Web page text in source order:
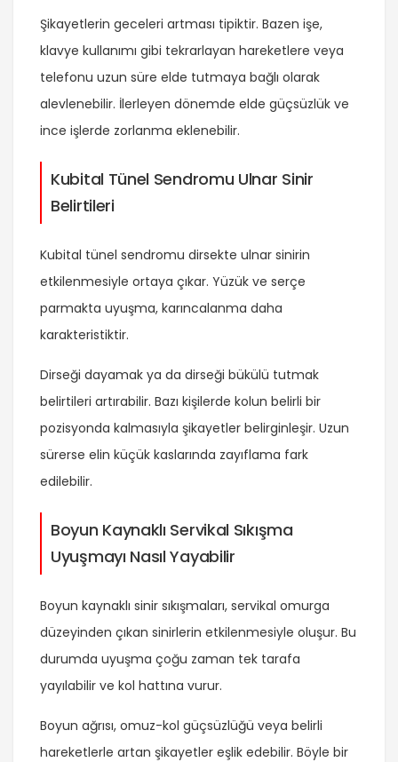
Şikayetlerin geceleri artması tipiktir. Bazen işe,
klavye kullanımı gibi tekrarlayan hareketlere veya
telefonu uzun süre elde tutmaya bağlı olarak
alevlenebilir. İlerleyen dönemde elde güçsüzlük ve
ince işlerde zorlanma eklenebilir.
Kubital Tünel Sendromu Ulnar Sinir
Belirtileri
Kubital tünel sendromu dirsekte ulnar sinirin
etkilenmesiyle ortaya çıkar. Yüzük ve serçe
parmakta uyuşma, karıncalanma daha
karakteristiktir.
Dirseği dayamak ya da dirseği bükülü tutmak
belirtileri artırabilir. Bazı kişilerde kolun belirli bir
pozisyonda kalmasıyla şikayetler belirginleşir. Uzun
sürerse elin küçük kaslarında zayıflama fark
edilebilir.
Boyun Kaynaklı Servikal Sıkışma
Uyuşmayı Nasıl Yayabilir
Boyun kaynaklı sinir sıkışmaları, servikal omurga
düzeyinden çıkan sinirlerin etkilenmesiyle oluşur. Bu
durumda uyuşma çoğu zaman tek tarafa
yayılabilir ve kol hattına vurur.
Boyun ağrısı, omuz-kol güçsüzlüğü veya belirli
hareketlerle artan şikayetler eşlik edebilir. Böyle bir